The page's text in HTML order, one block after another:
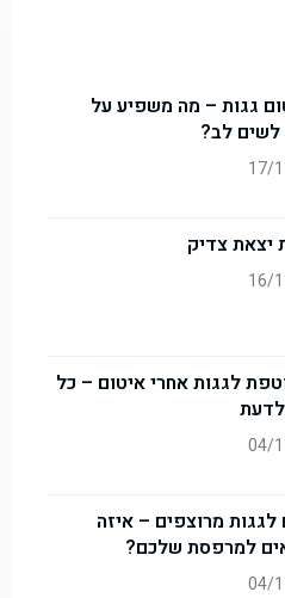
גגות – מה משפיע על
לשים לב?
יצאת צדיק
לגגות אחרי איטום – כל
לגגות מרוצפים – איזה
למרפסת שלכם?